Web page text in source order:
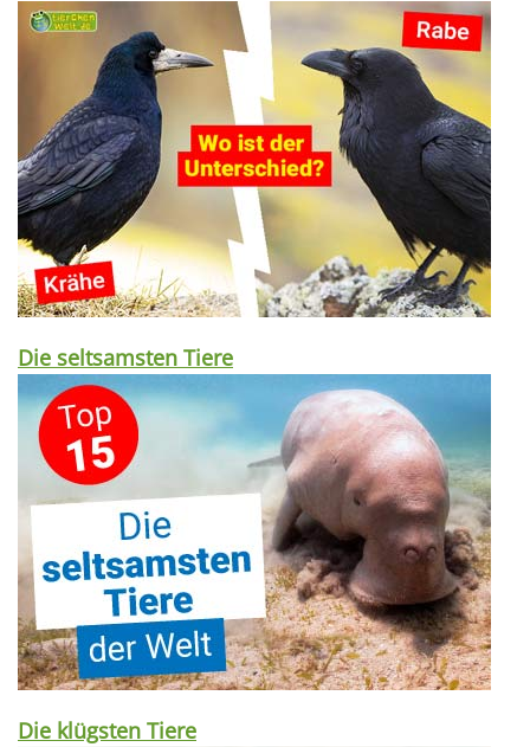
Die seltsamsten Tiere
Die klügsten Tiere